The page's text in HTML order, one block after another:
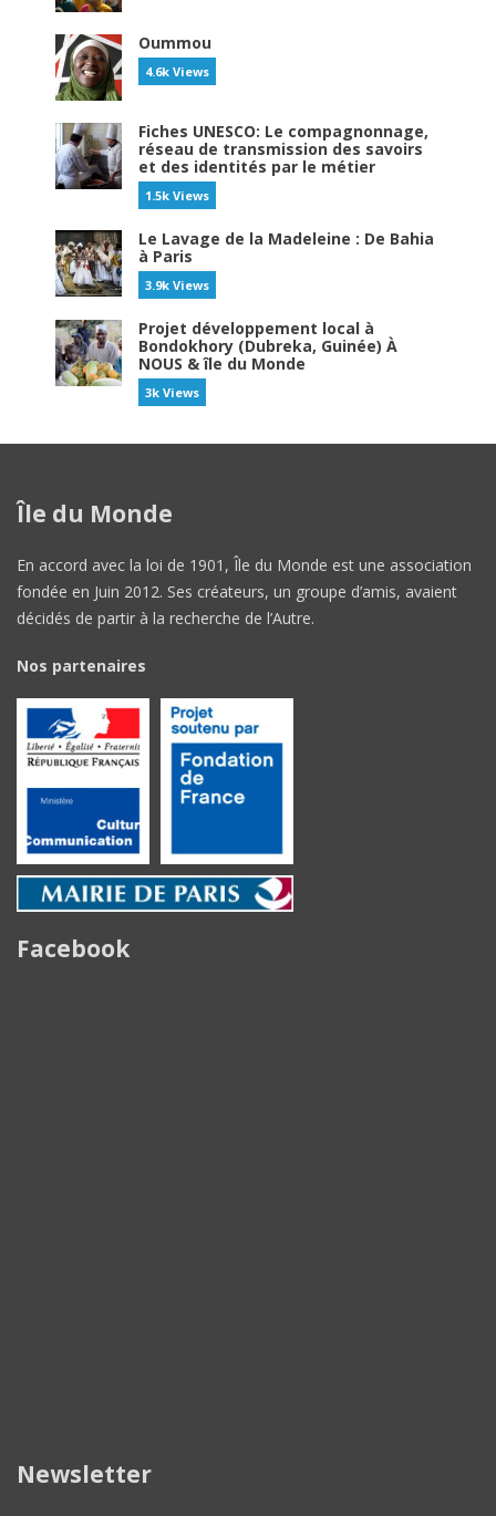
Oummou
4.6k Views
Fiches UNESCO: Le compagnonnage,
réseau de transmission des savoirs
et des identités par le métier
1.5k Views
Le Lavage de la Madeleine : De Bahia
à Paris
3.9k Views
Projet développement local à
Bondokhory (Dubreka, Guinée) À
NOUS & île du Monde
3k Views
Île du Monde
En accord avec la loi de 1901, Île du Monde est une association
fondée en Juin 2012. Ses créateurs, un groupe d’amis, avaient
décidés de partir à la recherche de l’Autre.
Nos partenaires
Facebook
Newsletter